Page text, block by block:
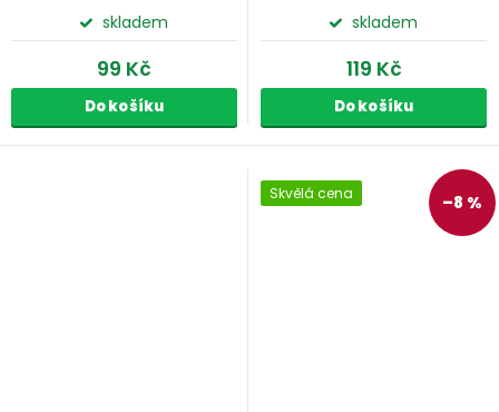
skladem
99 Kč
Do košíku
skladem
119 Kč
Do košíku
Skvělá cena –8 %